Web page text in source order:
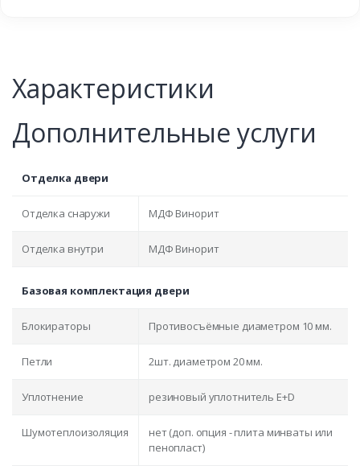
Характеристики
Дополнительные услуги
Отделка двери
Отделка снаружи МДФ Винорит
Отделка внутри МДФ Винорит
Базовая комплектация двери
Блокираторы Противосъёмные диаметром 10 мм.
Петли 2шт. диаметром 20 мм.
Уплотнение резиновый уплотнитель E+D
Шумотеплоизоляция
нет (доп. опция - плита минваты или
пенопласт)